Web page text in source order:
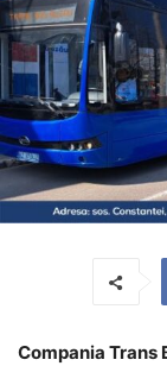
Compania Trans